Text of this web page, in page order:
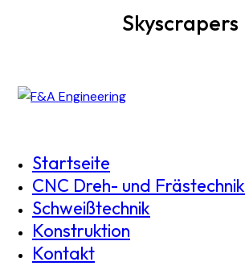
Skyscrapers
Startseite
CNC Dreh- und Frästechnik
Schweißtechnik
Konstruktion
Kontakt